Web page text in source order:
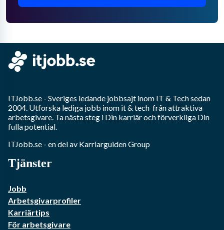
ITJobb.se - Sveriges ledande jobbsajt inom IT & Techsedan
2004. Utforska lediga jobb inom it & tech från attraktiva
arbetsgivare. Ta nästa steg i Din karriär och förverkliga Din
fulla potential.
ITJobb.se - en del av Karriarguiden Group
Tjänster
Jobb
Arbetsgivarprofiler
Karriärtips
För arbetsgivare